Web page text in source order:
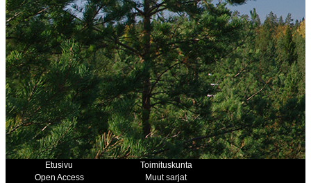
Etusivu
Toimituskunta
Open Access
Muut sarjat